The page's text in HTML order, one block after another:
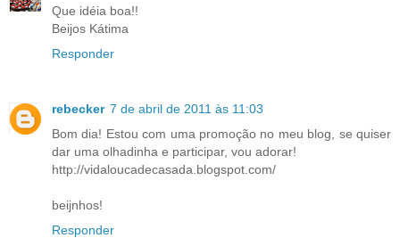
Que idéia boa!!
Beijos Kátima
Responder
rebecker 7 de abril de 2011 às 11:03
Bom dia! Estou com uma promoção no meu blog, se quiser
dar uma olhadinha e participar, vou adorar!
http://vidaloucadecasada.blogspot.com/
beijnhos!
Responder